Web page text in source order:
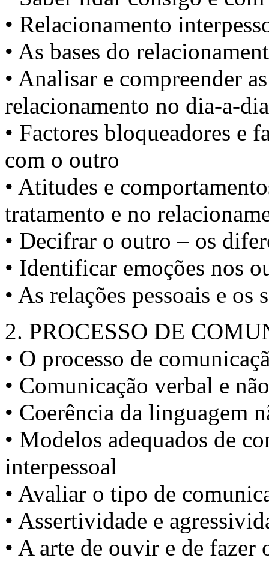
• Relacionamento
• As bases do
• Analisar e compreender
relacionamento no dia-a-dia
• Factores bloqueadores e
com o outro
• Atitudes e
tratamento e no
• Decifrar o outro – os
• Identificar emoções nos
• As relações pessoais e os
2. PROCESSO DE
• O processo de
• Comunicação verbal e
• Coerência da linguagem
• Modelos adequados de
interpessoal
• Avaliar o tipo de
• Assertividade e
• A arte de ouvir e de fazer